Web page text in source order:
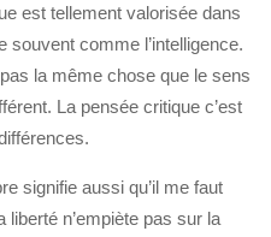
est tellement valorisée dans
souvent comme l’intelligence.
la même chose que le sens
La pensée critique c’est
signifie aussi qu’il me faut
n’empiète pas sur la